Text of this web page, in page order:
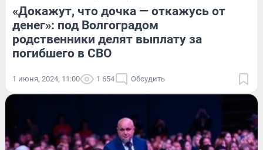
«Докажут, что дочка — откажусь от
денег»: под Волгоградом
родственники делят выплату за
погибшего в СВО
1 июня, 2024, 11:00 1 654 Обсудить